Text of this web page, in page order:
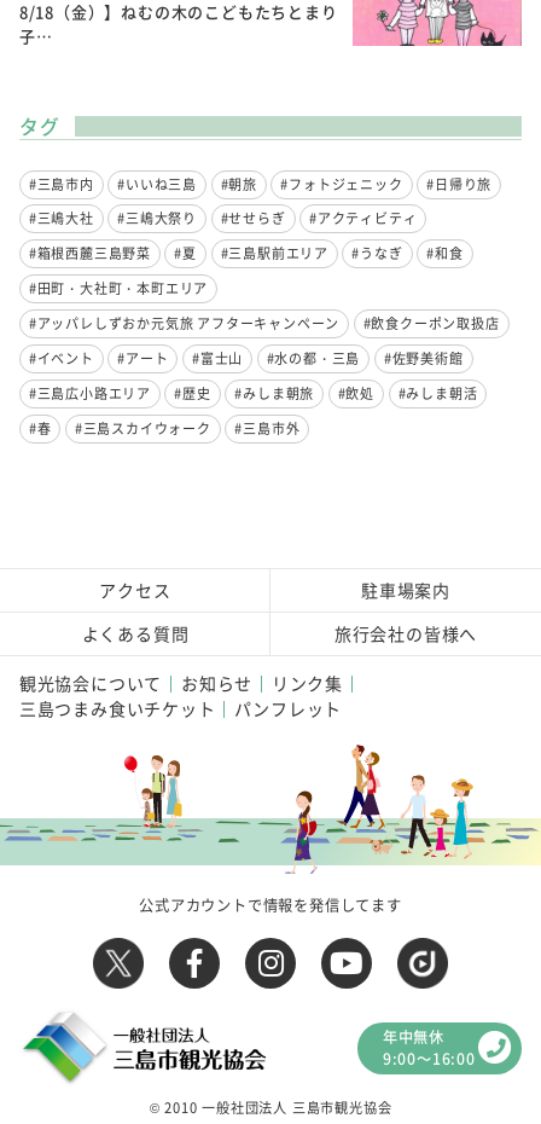
8/18（金）】ねむの木のこどもたちとまり
子…
タグ
#三島市内 #いいね三島 #朝旅 #フォトジェニック
#日帰り旅
#三嶋大社
#三嶋大祭り #せせらぎ
#アクティビティ
#箱根西麓三島野菜
#夏 #三島駅前エリア #うなぎ
#和食
#田町・大社町・本町エリア
#アッパレしずおか元気旅 アフターキャンペーン
#飲食クーポン取扱店
#イベント
#アート #富士山 #水の都・三島
#佐野美術館
#三島広小路エリア
#歴史 #みしま朝旅 #飲処
#みしま朝活
#春
#三島スカイウォーク #三島市外
アクセス
駐車場案内
よくある質問
旅行会社の皆様へ
観光協会について お知らせ
リンク集
三島つまみ食いチケット
パンフレット
公式アカウントで情報を発信してます
年中無休
9:00～16:00
© 2010 一般社団法人 三島市観光協会